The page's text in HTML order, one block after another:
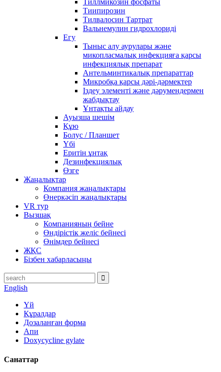
Тиллмикозин фосфаты
Тиипирозин
Тилвалосин Тартрат
Вальнемулин гидрохлориді
Егу
Тыныс алу аурулары және
микопласмалық инфекцияға қарсы
инфекциялық препарат
Антельминтикалық препараттар
Микробқа қарсы дәрі-дәрмектер
Іздеу элементі және дәрумендермен
жабдықтау
Ұнтақты айдау
Ауызша шешім
Құю
Болус / Планшет
Үбі
Еритін ұнтақ
Дезинфекциялық
Өзге
Жаңалықтар
Компания жаңалықтары
Өнеркәсіп жаңалықтары
VR тур
Вызшақ
Компанияның бейне
Өндірістік желіс бейнесі
Өнімдер бейнесі
ЖҚС
Бізбен хабарласыңы
English
Үй
Құралдар
Дозаланған форма
Апи
Doxycycline gylate
Санаттар